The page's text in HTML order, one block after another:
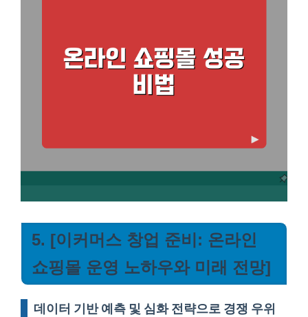
5. [이커머스 창업 준비: 온라인
쇼핑몰 운영 노하우와 미래 전망]
데이터 기반 예측 및 심화 전략으로 경쟁 우위